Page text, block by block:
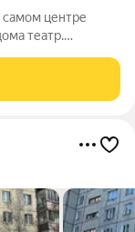
самом центре
театр.
в своём роде